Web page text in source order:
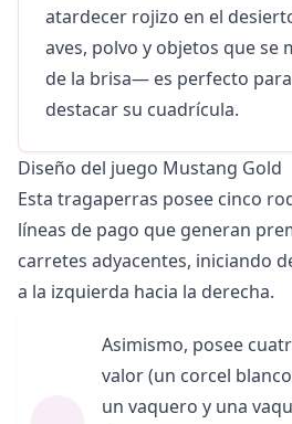
atardecer rojizo en el
aves, polvo y objetos que se
de la brisa— es perfecto
destacar su cuadrícula.
Diseño del juego Mustang Gold
Esta tragaperras posee cinco
líneas de pago que generan
carretes adyacentes, iniciando
a la izquierda hacia la derecha.
Asimismo, posee
valor (un corcel
un vaquero y una